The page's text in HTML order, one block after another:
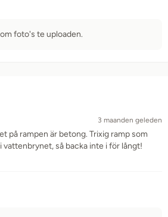
om foto's te uploaden.
3 maanden geleden
på rampen är betong. Trixig ramp som
så backa inte i för långt!